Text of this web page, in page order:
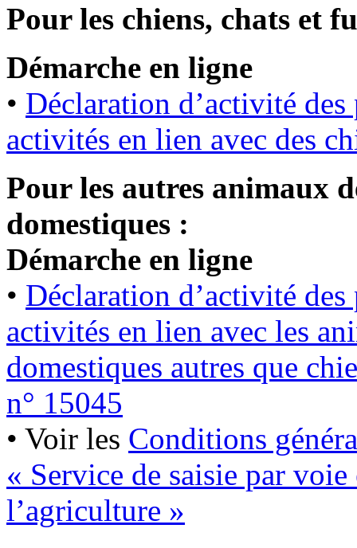
Pour les chiens, chats et
Démarche en ligne
• Déclaration d’activité
activités en lien avec des
Pour les autres animaux
domestiques :
Démarche en ligne
• Déclaration d’activité
activités en lien avec les
domestiques autres que
n° 15045
• Voir les Conditions
« Service de saisie par
l’agriculture »